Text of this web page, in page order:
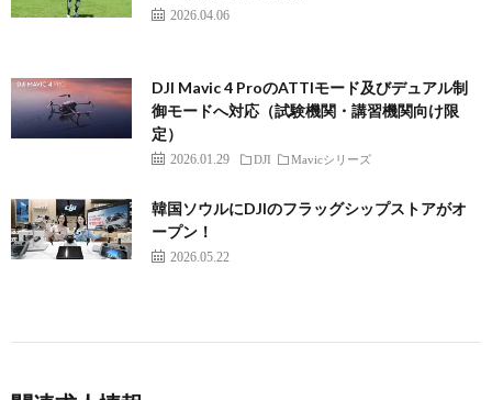
2026.04.06
DJI Mavic 4 ProのATTIモード及びデュアル制
御モードへ対応（試験機関・講習機関向け限
定）
2026.01.29 DJI Mavicシリーズ
韓国ソウルにDJIのフラッグシップストアがオ
ープン！
2026.05.22